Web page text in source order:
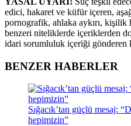
edici, hakaret ve küfür içeren,
pornografik, ahlaka aykırı, kişilik
benzeri niteliklerde içeriklerden
idari sorumluluk içeriği gönderen
BENZER HABERLER
Sığacık’tan güçlü mesaj:
hepimizin”